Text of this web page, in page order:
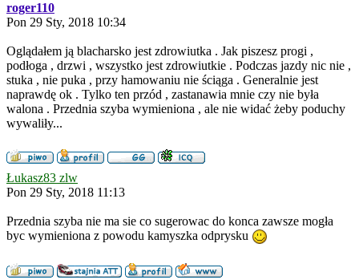
roger110
Pon 29 Sty, 2018 10:34
Oglądałem ją blacharsko jest zdrowiutka . Jak piszesz progi ,
podłoga , drzwi , wszystko jest zdrowiutkie . Podczas jazdy nic nie ,
stuka , nie puka , przy hamowaniu nie ściąga . Generalnie jest
naprawdę ok . Tylko ten przód , zastanawia mnie czy nie była
walona . Przednia szyba wymieniona , ale nie widać żeby poduchy
wywaliły...
Łukasz83 zlw
Pon 29 Sty, 2018 11:13
Przednia szyba nie ma sie co sugerowac do konca zawsze mogła
byc wymieniona z powodu kamyszka odprysku